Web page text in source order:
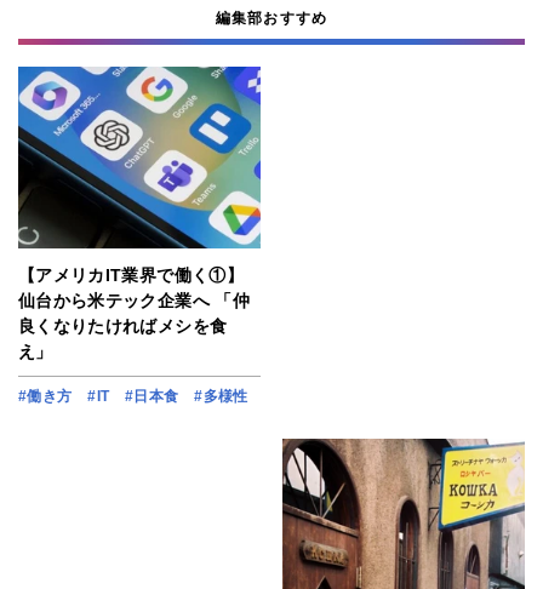
編集部おすすめ
【アメリカIT業界で働く①】
仙台から米テック企業へ 「仲
良くなりたければメシを食
え」
#働き方 #IT #日本食 #多様性